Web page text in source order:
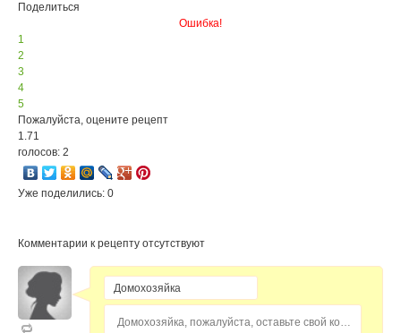
Поделиться
Ошибка!
1
2
3
4
5
Пожалуйста, оцените рецепт
1.71
голосов: 2
Уже поделились: 0
Комментарии к рецепту отсутствуют
Домохозяйка, пожалуйста, оставьте свой комментарий...